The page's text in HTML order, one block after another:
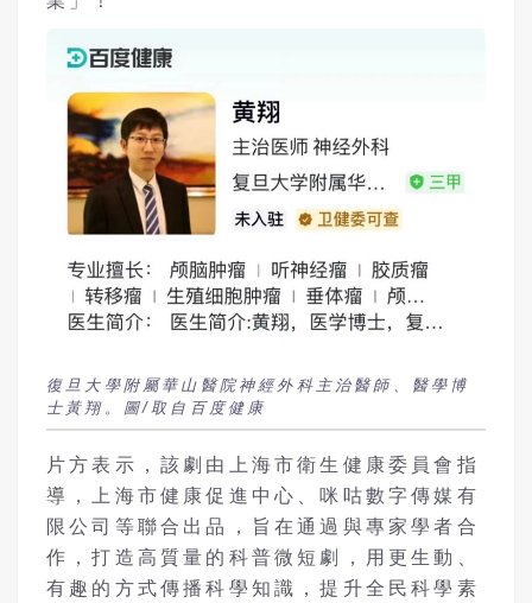
復旦大學附屬華山醫院神經外科主治醫師、醫學博
士黃翔。圖/取自百度健康
片方表示，該劇由上海市衛生健康委員會指
導，上海市健康促進中心、咪咕數字傳媒有
限公司等聯合出品，旨在通過與專家學者合
作，打造高質量的科普微短劇，用更生動、
有趣的方式傳播科學知識，提升全民科學素